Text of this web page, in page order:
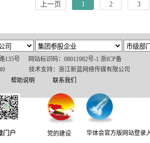
上一页 1 2 3
135号
网站标识码：08011982号-1 浙ICP备
技术支持：浙江新蓝网络传媒有限公司
帮助说明 联系我们
门户 党的建设 华体会官方版网站登录